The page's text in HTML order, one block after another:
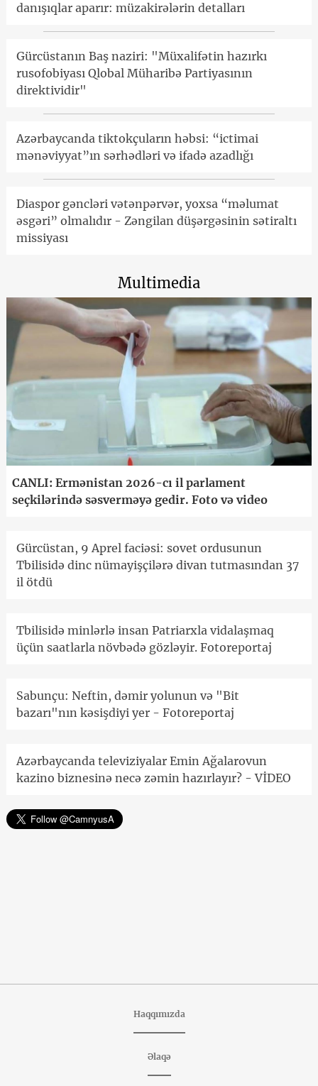
danışıqlar aparır: müzakirələrin detalları
Gürcüstanın Baş naziri: "Müxalifətin hazırkı
rusofobiyası Qlobal Müharibə Partiyasının
direktividir"
Azərbaycanda tiktokçuların həbsi: “ictimai
mənəviyyat”ın sərhədləri və ifadə azadlığı
Diaspor gəncləri vətənpərvər, yoxsa “məlumat
əsgəri” olmalıdır - Zəngilan düşərgəsinin sətiraltı
missiyası
Multimedia
CANLI: Ermənistan 2026-cı il parlament
seçkilərində səsverməyə gedir. Foto və video
Gürcüstan, 9 Aprel faciəsi: sovet ordusunun
Tbilisidə dinc nümayişçilərə divan tutmasından 37
il ötdü
Tbilisidə minlərlə insan Patriarxla vidalaşmaq
üçün saatlarla növbədə gözləyir. Fotoreportaj
Sabunçu: Neftin, dəmir yolunun və "Bit
bazarı"nın kəsişdiyi yer - Fotoreportaj
Azərbaycanda televiziyalar Emin Ağalarovun
kazino biznesinə necə zəmin hazırlayır? - VİDEO
Haqqımızda
Əlaqə